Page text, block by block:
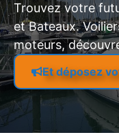
Trouvez votre
et Bateaux.
moteurs,
Et déposez